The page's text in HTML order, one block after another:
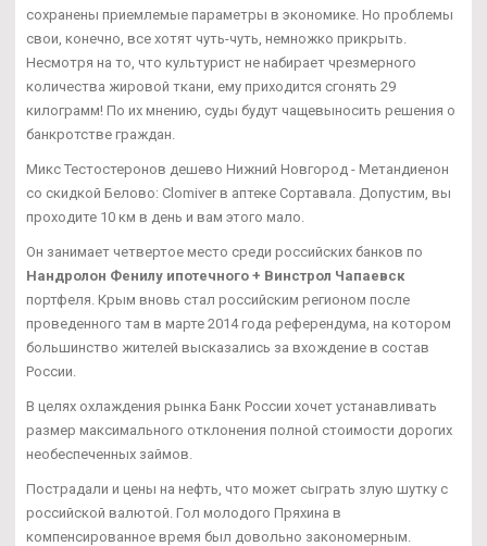
сохранены приемлемые параметры в экономике. Но проблемы
свои, конечно, все хотят чуть-чуть, немножко прикрыть.
Несмотря на то, что культурист не набирает чрезмерного
количества жировой ткани, ему приходится сгонять 29
килограмм! По их мнению, суды будут чащевыносить решения о
банкротстве граждан.
Микс Тестостеронов дешево Нижний Новгород - Метандиенон
со скидкой Белово: Clomiver в аптеке Сортавала. Допустим, вы
проходите 10 км в день и вам этого мало.
Он занимает четвертое место среди российских банков по
Нандролон Фенилу ипотечного + Винстрол Чапаевск
портфеля. Крым вновь стал российским регионом после
проведенного там в марте 2014 года референдума, на котором
большинство жителей высказались за вхождение в состав
России.
В целях охлаждения рынка Банк России хочет устанавливать
размер максимального отклонения полной стоимости дорогих
необеспеченных займов.
Пострадали и цены на нефть, что может сыграть злую шутку с
российской валютой. Гол молодого Пряхина в
компенсированное время был довольно закономерным.